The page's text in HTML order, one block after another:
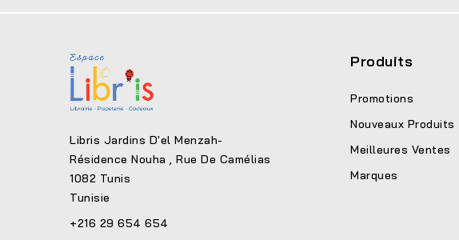
Libris Jardins D'el Menzah-
Résidence Nouha , Rue De Camélias
1082 Tunis
Tunisie
+216 29 654 654
Produits
Promotions
Nouveaux Produits
Meilleures Ventes
Marques